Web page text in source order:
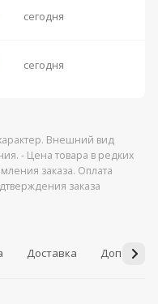
сегодня
сегодня
Внешний вид
- Цена товара в редких
заказа. Оплата
заказа
Доставка